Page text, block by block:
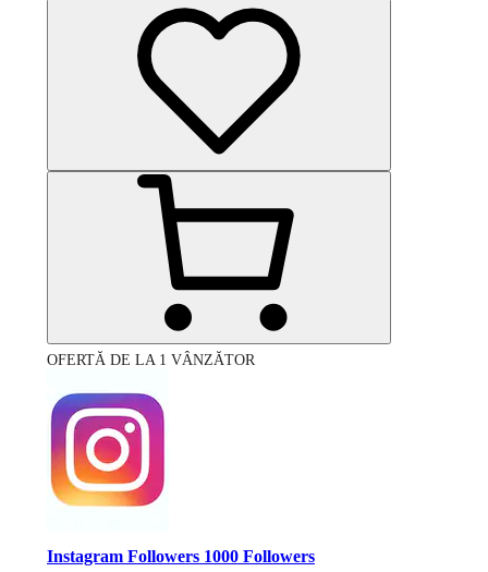
OFERTĂ DE LA 1 VÂNZĂTOR
Instagram Followers 1000 Followers